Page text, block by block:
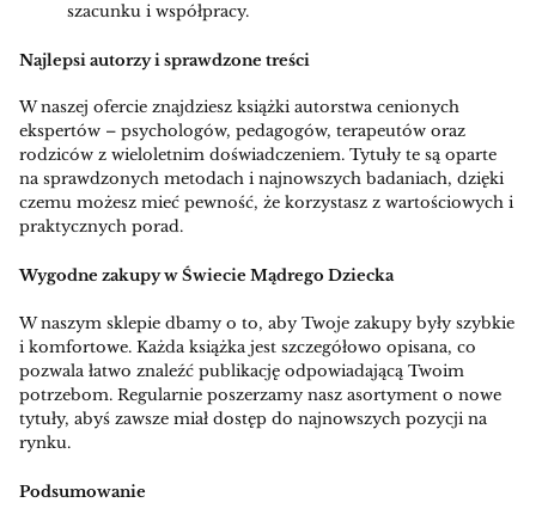
szacunku i współpracy.
Najlepsi autorzy i sprawdzone treści
W naszej ofercie znajdziesz książki autorstwa cenionych
ekspertów – psychologów, pedagogów, terapeutów oraz
rodziców z wieloletnim doświadczeniem. Tytuły te są oparte
na sprawdzonych metodach i najnowszych badaniach, dzięki
czemu możesz mieć pewność, że korzystasz z wartościowych i
praktycznych porad.
Wygodne zakupy w Świecie Mądrego Dziecka
W naszym sklepie dbamy o to, aby Twoje zakupy były szybkie
i komfortowe. Każda książka jest szczegółowo opisana, co
pozwala łatwo znaleźć publikację odpowiadającą Twoim
potrzebom. Regularnie poszerzamy nasz asortyment o nowe
tytuły, abyś zawsze miał dostęp do najnowszych pozycji na
rynku.
Podsumowanie